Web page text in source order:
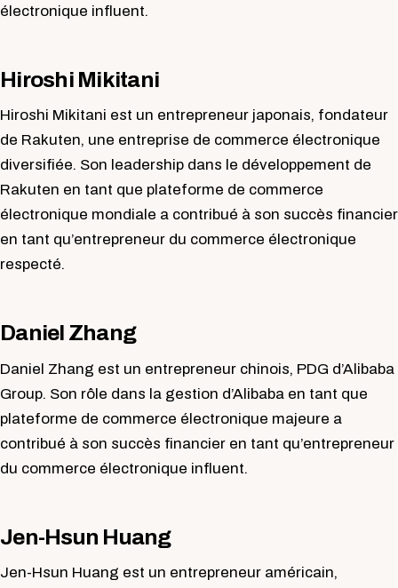
électronique influent.
Hiroshi Mikitani
Hiroshi Mikitani est un entrepreneur japonais, fondateur
de Rakuten, une entreprise de commerce électronique
diversifiée. Son leadership dans le développement de
Rakuten en tant que plateforme de commerce
électronique mondiale a contribué à son succès financier
en tant qu’entrepreneur du commerce électronique
respecté.
Daniel Zhang
Daniel Zhang est un entrepreneur chinois, PDG d’Alibaba
Group. Son rôle dans la gestion d’Alibaba en tant que
plateforme de commerce électronique majeure a
contribué à son succès financier en tant qu’entrepreneur
du commerce électronique influent.
Jen-Hsun Huang
Jen-Hsun Huang est un entrepreneur américain,